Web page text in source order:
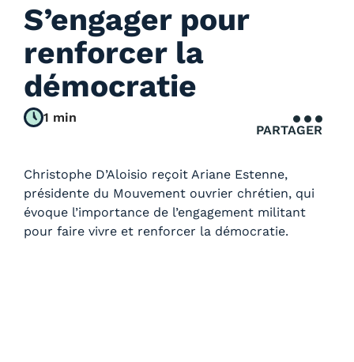
S’engager pour
renforcer la
démocratie
1 min
PARTAGER
Christophe D’Aloisio reçoit Ariane Estenne,
présidente du Mouvement ouvrier chrétien, qui
évoque l’importance de l’engagement militant
pour faire vivre et renforcer la démocratie.